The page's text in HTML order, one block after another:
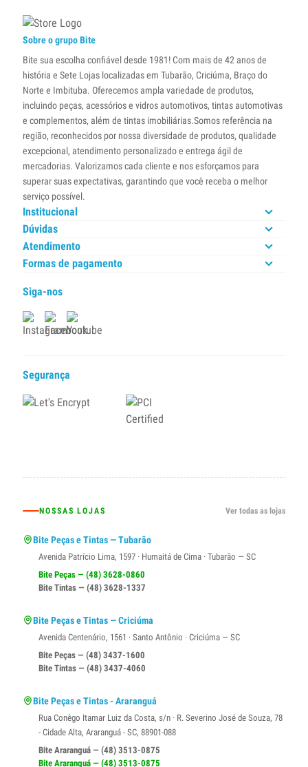
Sobre o grupo Bite
Bite sua escolha confiável desde 1981! Com mais de 42 anos de
história e Sete Lojas localizadas em Tubarão, Criciúma, Braço do
Norte e Imbituba. Oferecemos ampla variedade de produtos,
incluindo peças, acessórios e vidros automotivos, tintas automotivas
e complementos, além de tintas imobiliárias.Somos referência na
região, reconhecidos por nossa diversidade de produtos, qualidade
excepcional, atendimento personalizado e entrega ágil de
mercadorias. Valorizamos cada cliente e nos esforçamos para
superar suas expectativas, garantindo que você receba o melhor
serviço possível.
Institucional
Dúvidas
Atendimento
Formas de pagamento
Siga-nos
Segurança
NOSSAS LOJAS Ver todas as lojas
Bite Peças e Tintas — Tubarão
Avenida Patrício Lima, 1597 · Humaitá de Cima · Tubarão — SC
Bite Peças — (48) 3628-0860
Bite Tintas — (48) 3628-1337
Bite Peças e Tintas — Criciúma
Avenida Centenário, 1561 · Santo Antônio · Criciúma — SC
Bite Peças — (48) 3437-1600
Bite Tintas — (48) 3437-4060
Bite Peças e Tintas - Araranguá
Rua Conêgo Itamar Luiz da Costa, s/n · R. Severino José de Souza, 78
- Cidade Alta, Araranguá - SC, 88901-088
Bite Araranguá — (48) 3513-0875
Bite Araranguá — (48) 3513-0875